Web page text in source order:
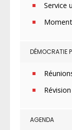
Service
DÉMOCRATIE
AGENDA